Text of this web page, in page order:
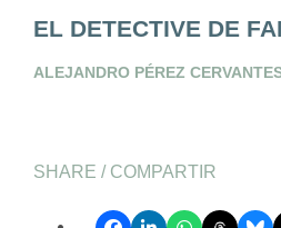
EL DETECTIVE DE
ALEJANDRO PÉREZ
SHARE / COMPARTIR